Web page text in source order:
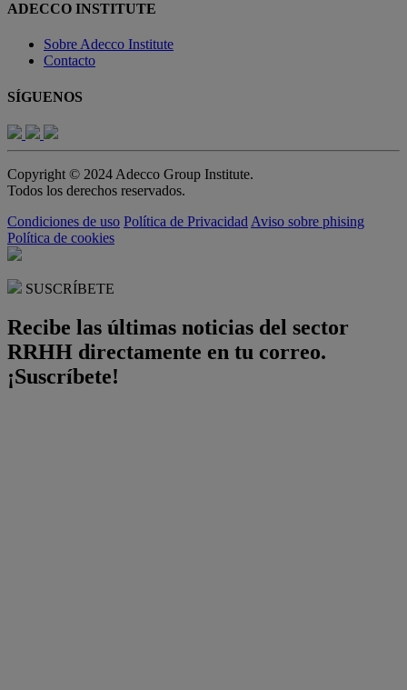
ADECCO INSTITUTE
Sobre Adecco Institute
Contacto
SÍGUENOS
Copyright © 2024 Adecco Group Institute.
Todos los derechos reservados.
Condiciones de uso Política de Privacidad Aviso sobre phising
Política de cookies
SUSCRÍBETE
Recibe las últimas noticias del sector
RRHH directamente en tu correo.
¡Suscríbete!